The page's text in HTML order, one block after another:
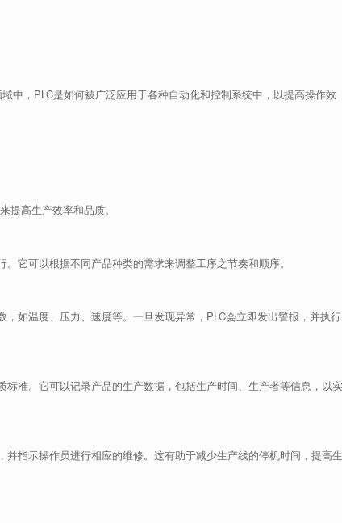
中，PLC是如何被广泛应用于各种自动化和控制系统中，以提高操作效
提高生产效率和品质。
它可以根据不同产品种类的需求来调整工序之节奏和顺序。
如温度、压力、速度等。一旦发现异常，PLC会立即发出警报，并执行
准。它可以记录产品的生产数据，包括生产时间、生产者等信息，以实
指示操作员进行相应的维修。这有助于减少生产线的停机时间，提高生